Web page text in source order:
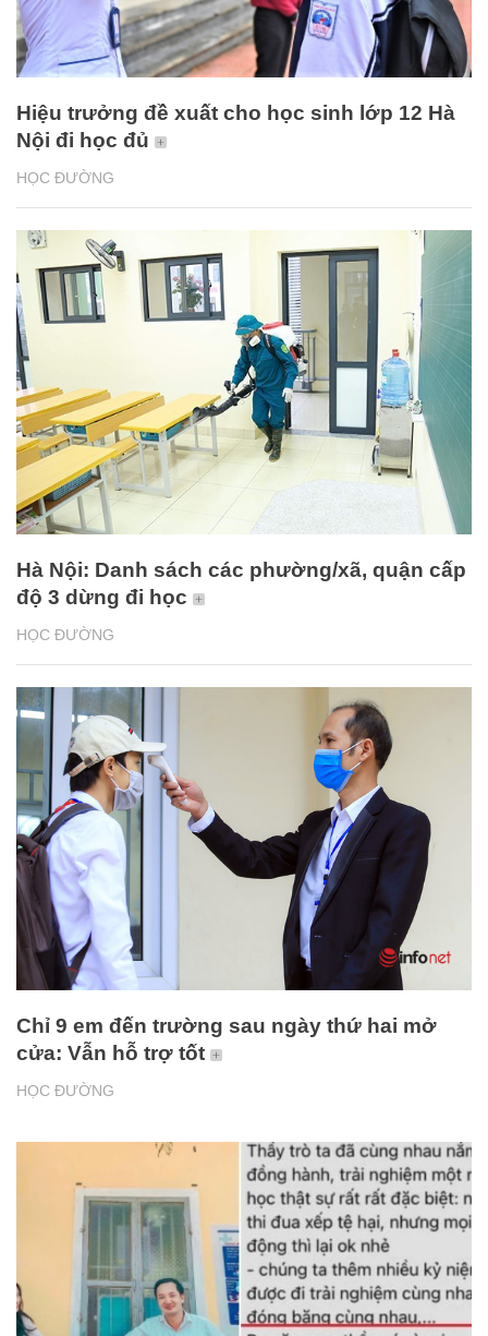
HỌC ĐƯỜNG
Hiệu trưởng đề xuất cho học sinh lớp 12 Hà
Nội đi học đủ
HỌC ĐƯỜNG
Hà Nội: Danh sách các phường/xã, quận cấp
độ 3 dừng đi học
HỌC ĐƯỜNG
Chỉ 9 em đến trường sau ngày thứ hai mở
cửa: Vẫn hỗ trợ tốt